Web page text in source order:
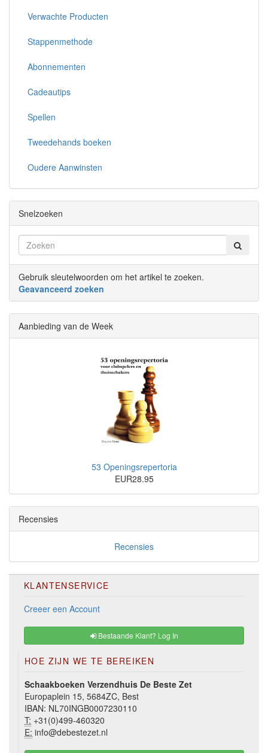
Verwachte Producten
Stappenmethode
Abonnementen
Cadeautips
Spellen
Tweedehands boeken
Oudere Aanwinsten
Snelzoeken
Gebruik sleutelwoorden om het artikel te zoeken.
Geavanceerd zoeken
Aanbieding van de Week
53 Openingsrepertoria
EUR28.95
Recensies
Recensies
KLANTENSERVICE
Creeer een Account
Bestaande Klant? Log In
HOE ZIJN WE TE BEREIKEN
Schaakboeken Verzendhuis De Beste Zet
Europaplein 15, 5684ZC, Best
IBAN: NL70INGB0007230110
T: +31(0)499-460320
E: info@debestezet.nl